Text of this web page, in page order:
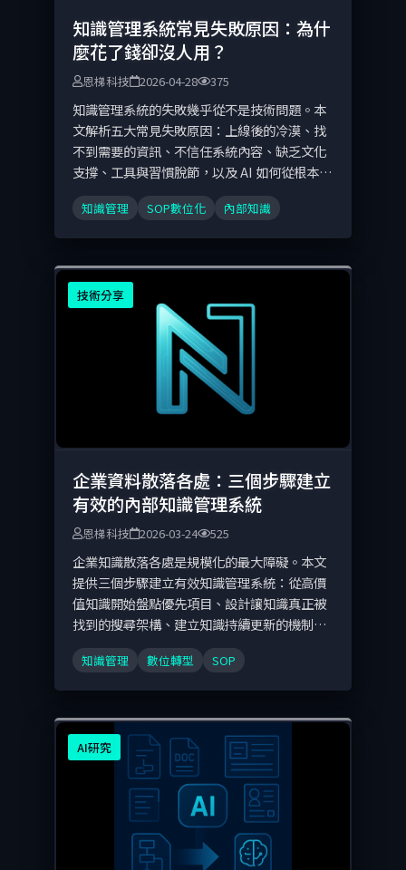
知識管理系統常見失敗原因：為什
麼花了錢卻沒人用？
恩梯科技 2026-04-28 375
知識管理系統的失敗幾乎從不是技術問題。本
文解析五大常見失敗原因：上線後的冷漠、找
不到需要的資訊、不信任系統內容、缺乏文化
支撐、工具與習慣脫節，以及 AI 如何從根本上
知識管理 SOP數位化 內部知識
技術分享
企業資料散落各處：三個步驟建立
有效的內部知識管理系統
恩梯科技 2026-03-24 525
企業知識散落各處是規模化的最大障礙。本文
提供三個步驟建立有效知識管理系統：從高價
值知識開始盤點優先項目、設計讓知識真正被
找到的搜尋架構、建立知識持續更新的機制，
理升一個量級。
知識管理 數位轉型 SOP
AI研究